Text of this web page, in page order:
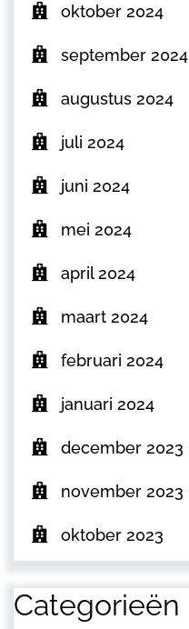
oktober 2024
september 2024
augustus 2024
juli 2024
juni 2024
mei 2024
april 2024
maart 2024
februari 2024
januari 2024
december 2023
november 2023
oktober 2023
Categorieën